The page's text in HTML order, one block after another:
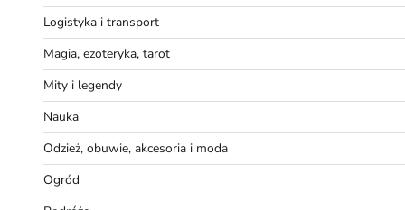
Logistyka i transport
Magia, ezoteryka, tarot
Mity i legendy
Nauka
Odzież, obuwie, akcesoria i moda
Ogród